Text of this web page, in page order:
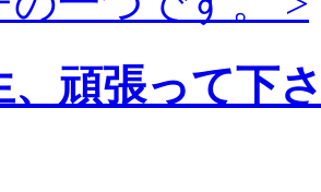
頑張って下さ